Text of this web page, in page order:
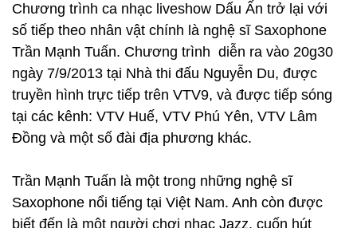
Chương trình ca nhạc liveshow Dấu Ấn trở lại với
số tiếp theo nhân vật chính là nghệ sĩ Saxophone
Trần Mạnh Tuấn. Chương trình diễn ra vào 20g30
ngày 7/9/2013 tại Nhà thi đấu Nguyễn Du, được
truyền hình trực tiếp trên VTV9, và được tiếp sóng
tại các kênh: VTV Huế, VTV Phú Yên, VTV Lâm
Đồng và một số đài địa phương khác.
Trần Mạnh Tuấn là một trong những nghệ sĩ
Saxophone nổi tiếng tại Việt Nam. Anh còn được
biết đến là một người chơi nhạc Jazz, cuốn hút